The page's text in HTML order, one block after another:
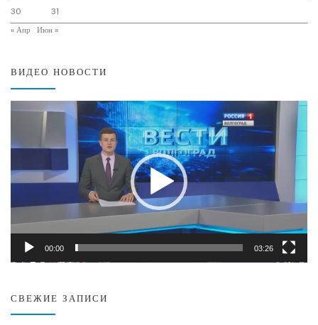
30
31
« Апр
Июн »
ВИДЕО НОВОСТИ
00:00 03:26
СВЕЖИЕ ЗАПИСИ